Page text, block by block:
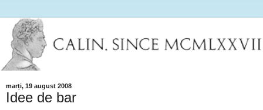
marți, 19 august 2008
Idee de bar